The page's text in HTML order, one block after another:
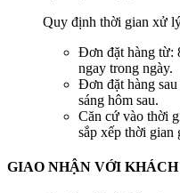
Quy định thời gian xử
Đơn đặt hàng từ:
ngay trong ngày.
Đơn đặt hàng
sáng hôm sau.
Căn cứ vào thời
sắp xếp thời gian
GIAO NHẬN VỚI